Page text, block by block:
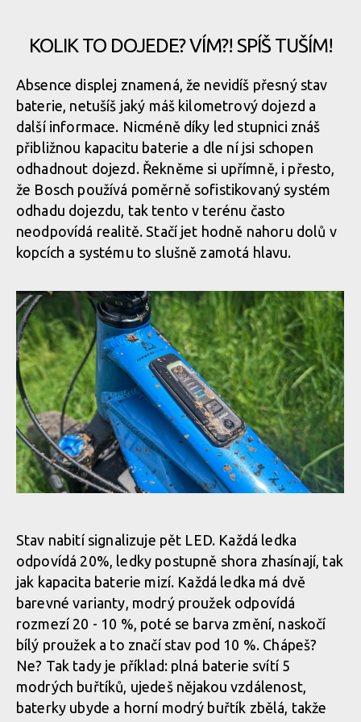
stupeň, dlouhé podržení sníží
Krátké zmáčknutí spodního tlačítka zvýší dopomoc o jeden
stupeň, dlouhé podržení sníží
Krátké zmáčknutí spodního tlačítka zvýší dopomoc o jeden
stupeň, dlouhé podržení sníží
Krátké zmáčknutí spodního tlačítka zvýší dopomoc o jeden
stupeň, dlouhé podržení sníží
Krátké zmáčknutí spodního tlačítka zvýší dopomoc o jeden
stupeň, dlouhé podržení sníží
Krátké zmáčknutí spodního tlačítka zvýší dopomoc o jeden
Krátké zmáčknutí spodního tlačítka zvýší dopomoc o jeden
stupeň, dlouhé podržení sníží
Krátké zmáčknutí spodního tlačítka zvýší dopomoc o jeden
stupeň, dlouhé podržení sníží
Tradiční ikonka, horním čudlíkem zapínáme dopomoc
Tradiční ikonka, horním čudlíkem zapínáme dopomoc
Tradiční ikonka, horním čudlíkem zapínáme dopomoc
Tradiční ikonka, horním čudlíkem zapínáme dopomoc
Tradiční ikonka, horním čudlíkem zapínáme dopomoc
Tradiční ikonka, horním čudlíkem zapínáme dopomoc
Tradiční ikonka, horním čudlíkem zapínáme dopomoc
Tradiční ikonka, horním čudlíkem zapínáme dopomoc
Ukazatel stavu baterie, zvoleného režimu a dvě tlačítka, to je
System Controller
Ukazatel stavu baterie, zvoleného režimu a dvě tlačítka, to je
System Controller
Ukazatel stavu baterie, zvoleného režimu a dvě tlačítka, to je
System Controller
Ukazatel stavu baterie, zvoleného režimu a dvě tlačítka, to je
System Controller
Ukazatel stavu baterie, zvoleného režimu a dvě tlačítka, to je
System Controller
Ukazatel stavu baterie, zvoleného režimu a dvě tlačítka, to je
Ukazatel stavu baterie, zvoleného režimu a dvě tlačítka, to je
System Controller
Ukazatel stavu baterie, zvoleného režimu a dvě tlačítka, to je
System Controller
KOLIK TO DOJEDE? VÍM?! SPÍŠ TUŠÍM!
Absence displej znamená, že nevidíš přesný stav
baterie, netušíš jaký máš kilometrový dojezd a
další informace. Nicméně díky led stupnici znáš
přibližnou kapacitu baterie a dle ní jsi schopen
odhadnout dojezd. Řekněme si upřímně, i přesto,
že Bosch používá poměrně sofistikovaný systém
odhadu dojezdu, tak tento v terénu často
neodpovídá realitě. Stačí jet hodně nahoru dolů v
kopcích a systému to slušně zamotá hlavu.
Bosch Smart System a jeho Smart Controller na horní rámové
trubce
Bosch Smart System a jeho Smart Controller na horní rámové
trubce
Stav nabití signalizuje pět LED. Každá ledka
odpovídá 20%, ledky postupně shora zhasínají, tak
jak kapacita baterie mizí. Každá ledka má dvě
barevné varianty, modrý proužek odpovídá
rozmezí 20 - 10 %, poté se barva změní, naskočí
bílý proužek a to značí stav pod 10 %. Chápeš?
Ne? Tak tady je příklad: plná baterie svítí 5
modrých buřtíků, ujedeš nějakou vzdálenost,
baterky ubyde a horní modrý buřtík zbělá, takže